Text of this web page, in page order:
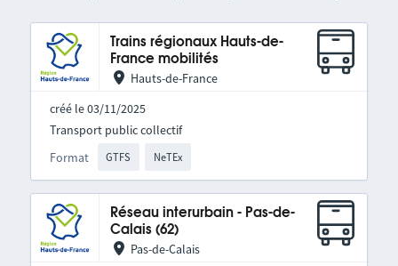
Trains régionaux Hauts-de-
France mobilités
Hauts-de-France
créé le 03/11/2025
Format GTFS NeTEx
Transport public collectif
Réseau interurbain - Pas-de-
Calais (62)
Pas-de-Calais